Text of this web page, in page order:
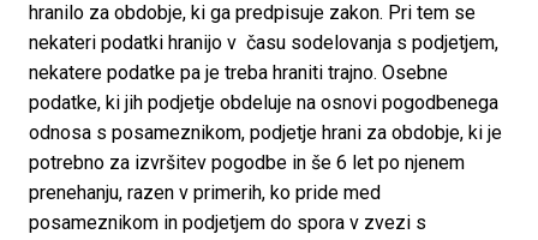
hranilo za obdobje, ki ga predpisuje zakon. Pri tem se
nekateri podatki hranijo v  času sodelovanja s podjetjem,
nekatere podatke pa je treba hraniti trajno. Osebne
podatke, ki jih podjetje obdeluje na osnovi pogodbenega
odnosa s posameznikom, podjetje hrani za obdobje, ki je
potrebno za izvršitev pogodbe in še 6 let po njenem
prenehanju, razen v primerih, ko pride med
posameznikom in podjetjem do spora v zvezi s